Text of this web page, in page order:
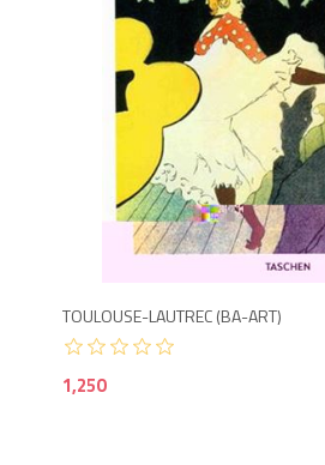
TOULOUSE-LAUTREC (BA-ART)
1,250